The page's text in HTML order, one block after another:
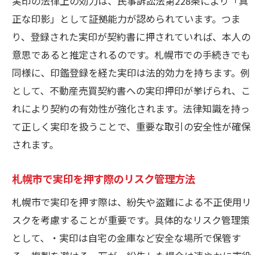
正な印影」として証拠能力が認められています。つま
り、登録された実印が契約書に押されていれば、本人の
意思であると推定されるのです。札幌市での手続きでも
同様に、印鑑登録を経た実印は法的効力を持ちます。例
として、不動産売買契約書への実印押印が挙げられ、こ
れにより契約の有効性が強化されます。法律知識を持っ
て正しく実印を扱うことで、重要な取引の安全性が確保
されます。
札幌市で実印を押す際のリスク管理方法
札幌市で実印を押す際は、紛失や盗難による不正使用リ
スクを考慮することが重要です。具体的なリスク管理策
として、・実印は自宅の金庫など安全な場所で保管す